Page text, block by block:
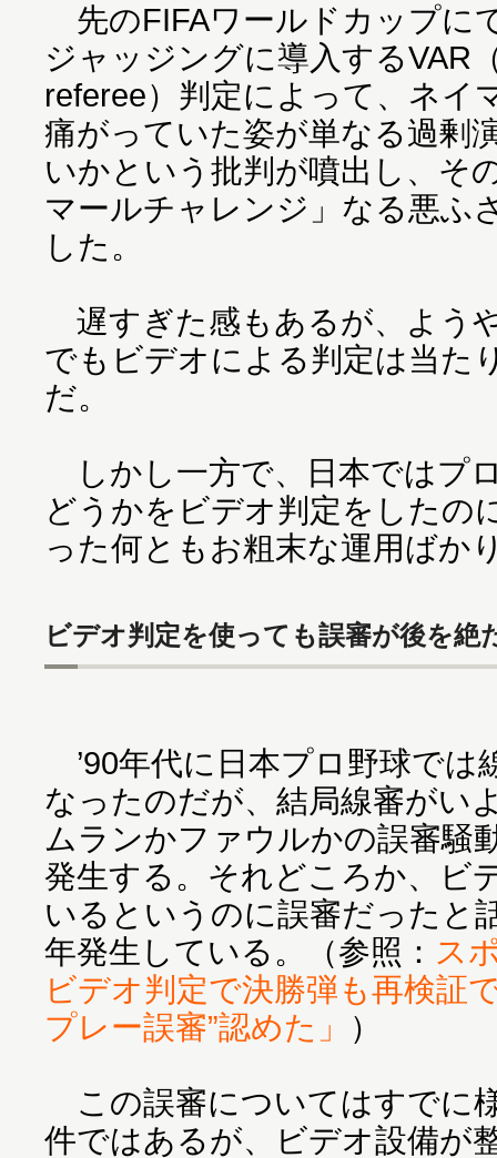
先のFIFAワールドカップに
ジャッジングに導入するVAR
referee）判定によって、ネイ
痛がっていた姿が単なる過剰
いかという批判が噴出し、そ
マールチャレンジ」なる悪ふ
した。
遅すぎた感もあるが、よう
でもビデオによる判定は当た
だ。
しかし一方で、日本ではプ
どうかをビデオ判定をしたの
った何ともお粗末な運用ばか
ビデオ判定を使っても誤審が後を絶
’90年代に日本プロ野球では
なったのだが、結局線審がい
ムランかファウルかの誤審騒
発生する。それどころか、ビ
いるというのに誤審だったと
年発生している。（参照： ス
ビデオ判定で決勝弾も再検証
プレー誤審”認めた」
）
この誤審についてはすでに
件ではあるが、ビデオ設備が